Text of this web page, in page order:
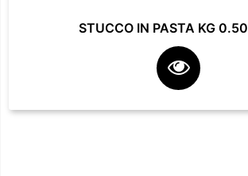
STUCCO IN PASTA KG